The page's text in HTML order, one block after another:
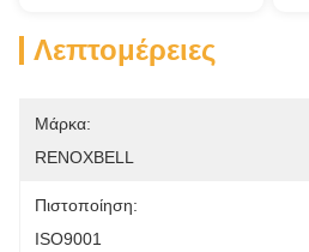
Λεπτομέρειες
Μάρκα:
RENOXBELL
Πιστοποίηση:
ISO9001